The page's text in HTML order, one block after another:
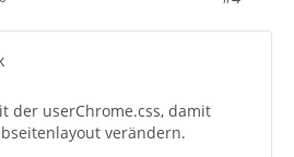
der userChrome.css, damit
verändern.